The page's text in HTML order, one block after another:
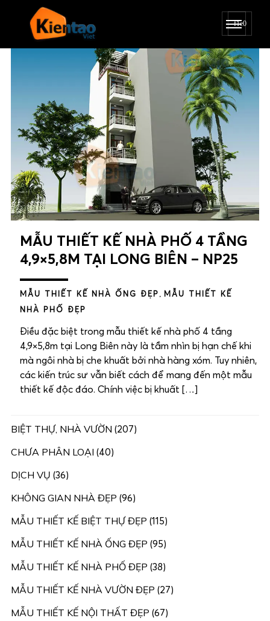
MẪU THIẾT KẾ NHÀ PHỐ 4 TẦNG
4,9×5,8M TẠI LONG BIÊN – NP25
MẪU THIẾT KẾ NHÀ ỐNG ĐẸP , MẪU THIẾT KẾ
NHÀ PHỐ ĐẸP
Điều đặc biệt trong mẫu thiết kế nhà phố 4 tầng
4,9×5,8m tại Long Biên này là tầm nhìn bị hạn chế khi
mà ngôi nhà bị che khuất bởi nhà hàng xóm. Tuy nhiên,
các kiến trúc sư vẫn biết cách để mang đến một mẫu
thiết kế độc đáo. Chính việc bị khuất […]
BIỆT THỰ, NHÀ VƯỜN (207)
CHƯA PHÂN LOẠI (40)
DỊCH VỤ (36)
KHÔNG GIAN NHÀ ĐẸP (96)
MẪU THIẾT KẾ BIỆT THỰ ĐẸP (115)
MẪU THIẾT KẾ NHÀ ỐNG ĐẸP (95)
MẪU THIẾT KẾ NHÀ PHỐ ĐẸP (38)
MẪU THIẾT KẾ NHÀ VƯỜN ĐẸP (27)
MẪU THIẾT KẾ NỘI THẤT ĐẸP (67)